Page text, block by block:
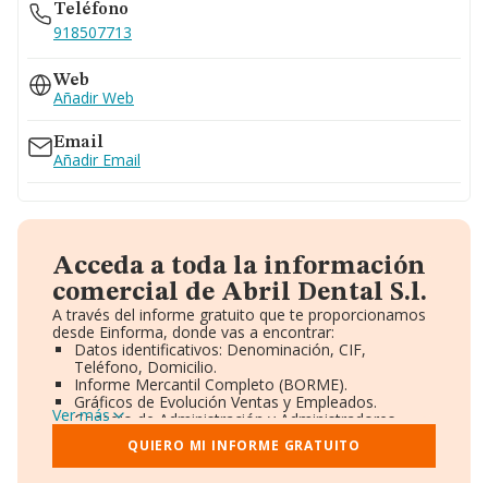
Teléfono
918507713
Web
Añadir Web
Email
Añadir Email
Acceda a toda la información
comercial de Abril Dental S.l.
A través del informe gratuito que te proporcionamos
desde Einforma, donde vas a encontrar:
Datos identificativos: Denominación, CIF,
Teléfono, Domicilio.
Informe Mercantil Completo (BORME).
Gráficos de Evolución Ventas y Empleados.
Consejo de Administración y Administradores.
Directivos y Ejecutivos.
Accionistas.
Participaciones y Vinculaciones en otras empresas.
Ver más
QUIERO MI INFORME GRATUITO